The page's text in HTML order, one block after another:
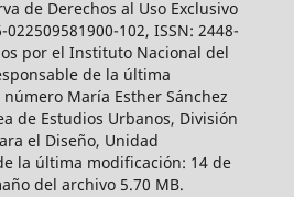
de Derechos al Uso Exclusivo
102, ISSN: 2448-
por el Instituto Nacional del
de la última
María Esther Sánchez
de Estudios Urbanos, División
el Diseño, Unidad
la última modificación: 14 de
del archivo 5.70 MB.